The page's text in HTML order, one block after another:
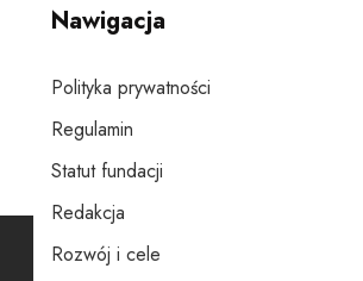
Nawigacja
Polityka prywatności
Regulamin
Statut fundacji
Redakcja
Rozwój i cele